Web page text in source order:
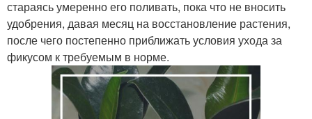
стараясь умеренно его поливать, пока что не вносить
удобрения, давая месяц на восстановление растения,
после чего постепенно приближать условия ухода за
фикусом к требуемым в норме.